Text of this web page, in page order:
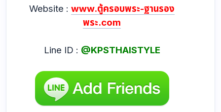
Website : www.ตู้ครอบพระ-ฐานรอง
พระ.com
Line ID : @KPSTHAISTYLE